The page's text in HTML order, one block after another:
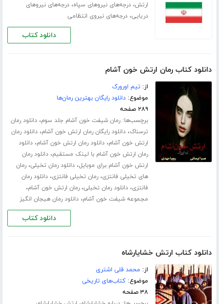
ارتش،درجه‌های نیروهای سپاه،درجه‌های نیروهای
دریایی،درجه‌های نیروی انتظامی
دانلود کتاب
دانلود کتاب رمان ارتش خون آشام
از:تیم اورورک
موضوع:دانلود رایگان بهترین رمان‌ها
۲۸۹ صفحه
برچسب‌ها:رمان شیفت خون آشام جلد سوم،دانلود رمان
ترسناک،دانلود رایگان رمان ارتش خون آشام،دانلود رمان
ارتش خون آشام،دانلود رمان ارتش خون آشام،دانلود
رمان ارتش خون آشام با لینک مستقیم،دانلود رمان
ارتش خون آشام برای موبایل،دانلود رمان تخیلی،رمان
های تخیلی فانتزی،رمان تخیلی فانتزی،دانلود رمان
فانتزی،دانلود رمان تخیلی،رمان ارتش خون آشام،
مجموعه شیفت خون آشام،دانلود رمان هیجان انگیز
دانلود کتاب
دانلود کتاب ارتش خشایارشاه
از: محمد قلی اشتری
موضوع:کتاب‌های تاریخی
۳۸ صفحه